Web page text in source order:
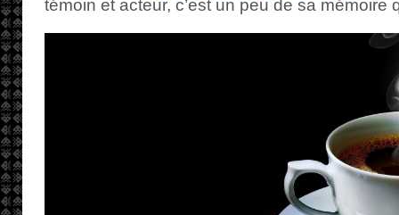
témoin et acteur, c’est un peu de sa mémoire